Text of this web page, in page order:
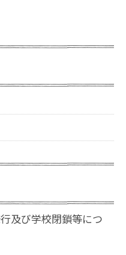
及び学校閉鎖等につ